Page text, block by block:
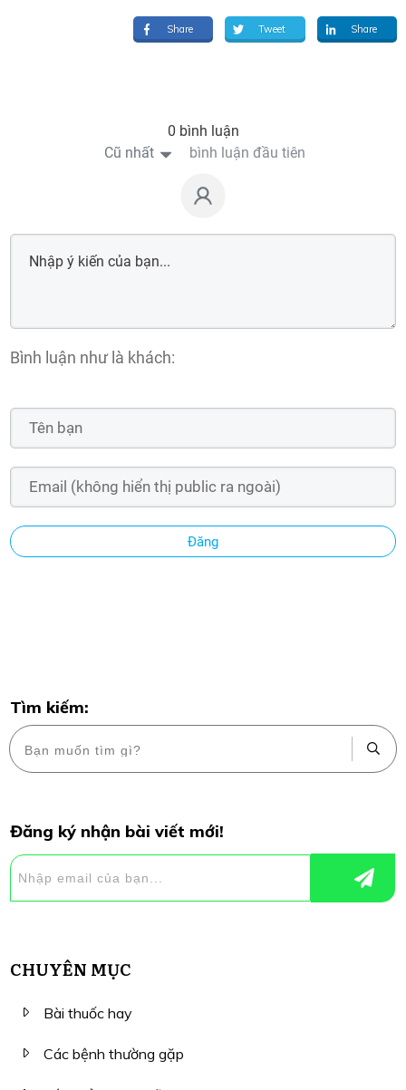
Share Tweet Share
0 bình luận
Cũ nhất
bình luận đầu tiên
Bình luận như là khách:
Đăng
Tìm kiếm:
Đăng ký nhận bài viết mới!
CHUYÊN MỤC
Bài thuốc hay
Các bệnh thường gặp